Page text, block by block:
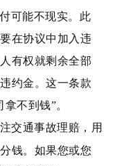
可能不现实。此
在协议中加入违
有权就剩余全部
约金。这一条款
不到钱”。
交通事故理赔，用
钱。如果您或您